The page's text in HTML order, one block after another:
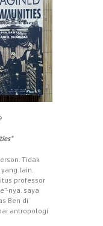
Tidak
lain.
professor
nya. saya
Ben di
antropologi